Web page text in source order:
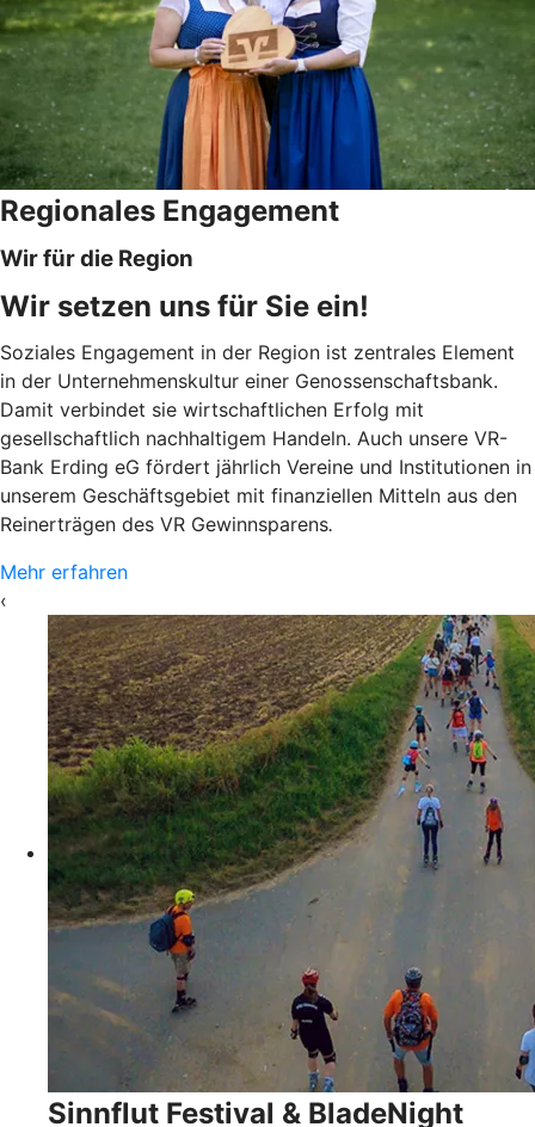
Regionales Engagement
Wir für die Region
Wir setzen uns für Sie ein!
Soziales Engagement in der Region ist zentrales Element
in der Unternehmenskultur einer Genossenschaftsbank.
Damit verbindet sie wirtschaftlichen Erfolg mit
gesellschaftlich nachhaltigem Handeln. Auch unsere VR-
Bank Erding eG fördert jährlich Vereine und Institutionen in
unserem Geschäftsgebiet mit finanziellen Mitteln aus den
Reinerträgen des VR Gewinnsparens.
Mehr erfahren
‹
Sinnflut Festival & BladeNight